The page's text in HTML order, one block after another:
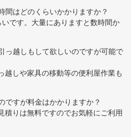
間はどのくらいかかりますか？
です。大量にありますと数時間か
っ越しもして欲しいのですが可能で
越しや家具の移動等の便利屋作業も
ですが料金はかかりますか？
積りは無料ですのでお気軽にご利用